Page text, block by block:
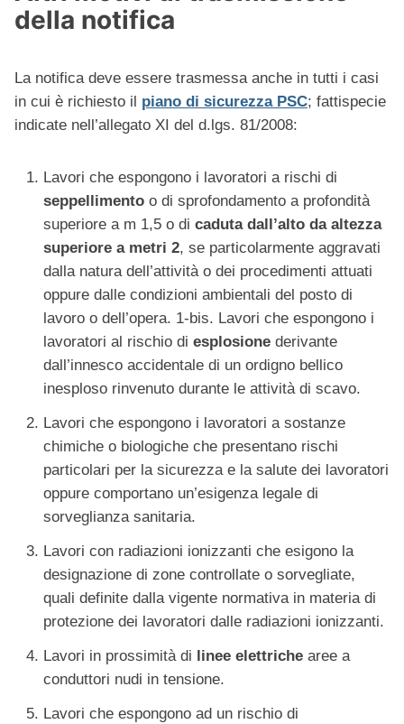
della notifica
La notifica deve essere trasmessa anche in tutti i casi
in cui è richiesto il piano di sicurezza PSC; fattispecie
indicate nell’allegato XI del d.lgs. 81/2008:
Lavori che espongono i lavoratori a rischi di
seppellimento o di sprofondamento a profondità
superiore a m 1,5 o di caduta dall’alto da altezza
superiore a metri 2, se particolarmente aggravati
dalla natura dell’attività o dei procedimenti attuati
oppure dalle condizioni ambientali del posto di
lavoro o dell’opera. 1-bis. Lavori che espongono i
lavoratori al rischio di esplosione derivante
dall’innesco accidentale di un ordigno bellico
inesploso rinvenuto durante le attività di scavo.
Lavori che espongono i lavoratori a sostanze
chimiche o biologiche che presentano rischi
particolari per la sicurezza e la salute dei lavoratori
oppure comportano un’esigenza legale di
sorveglianza sanitaria.
Lavori con radiazioni ionizzanti che esigono la
designazione di zone controllate o sorvegliate,
quali definite dalla vigente normativa in materia di
protezione dei lavoratori dalle radiazioni ionizzanti.
Lavori in prossimità di
linee elettriche aree a
conduttori nudi in tensione.
Lavori che espongono ad un rischio di